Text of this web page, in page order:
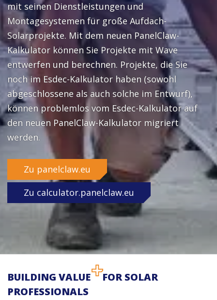
mit seinen Dienstleistungen und
Montagesystemen für große Aufdach-
Solarprojekte. Mit dem neuen PanelClaw-
Kalkulator können Sie Projekte mit Wave
entwerfen und berechnen. Projekte, die Sie
noch im Esdec-Kalkulator haben (sowohl
abgeschlossene als auch solche im Entwurf),
können problemlos vom Esdec-Kalkulator auf
den neuen PanelClaw-Kalkulator migriert
werden.
Zu panelclaw.eu
Zu calculator.panelclaw.eu
BUILDING VALUE
FOR SOLAR
PROFESSIONALS